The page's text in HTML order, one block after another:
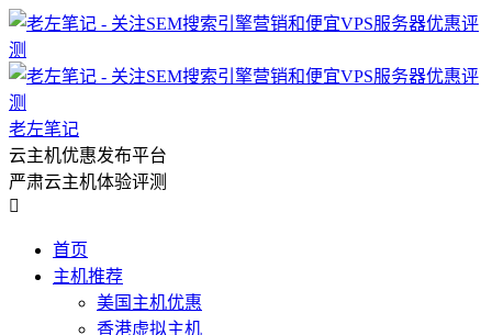
老左笔记
云主机优惠发布平台
严肃云主机体验评测

首页
主机推荐
美国主机优惠
香港虚拟主机